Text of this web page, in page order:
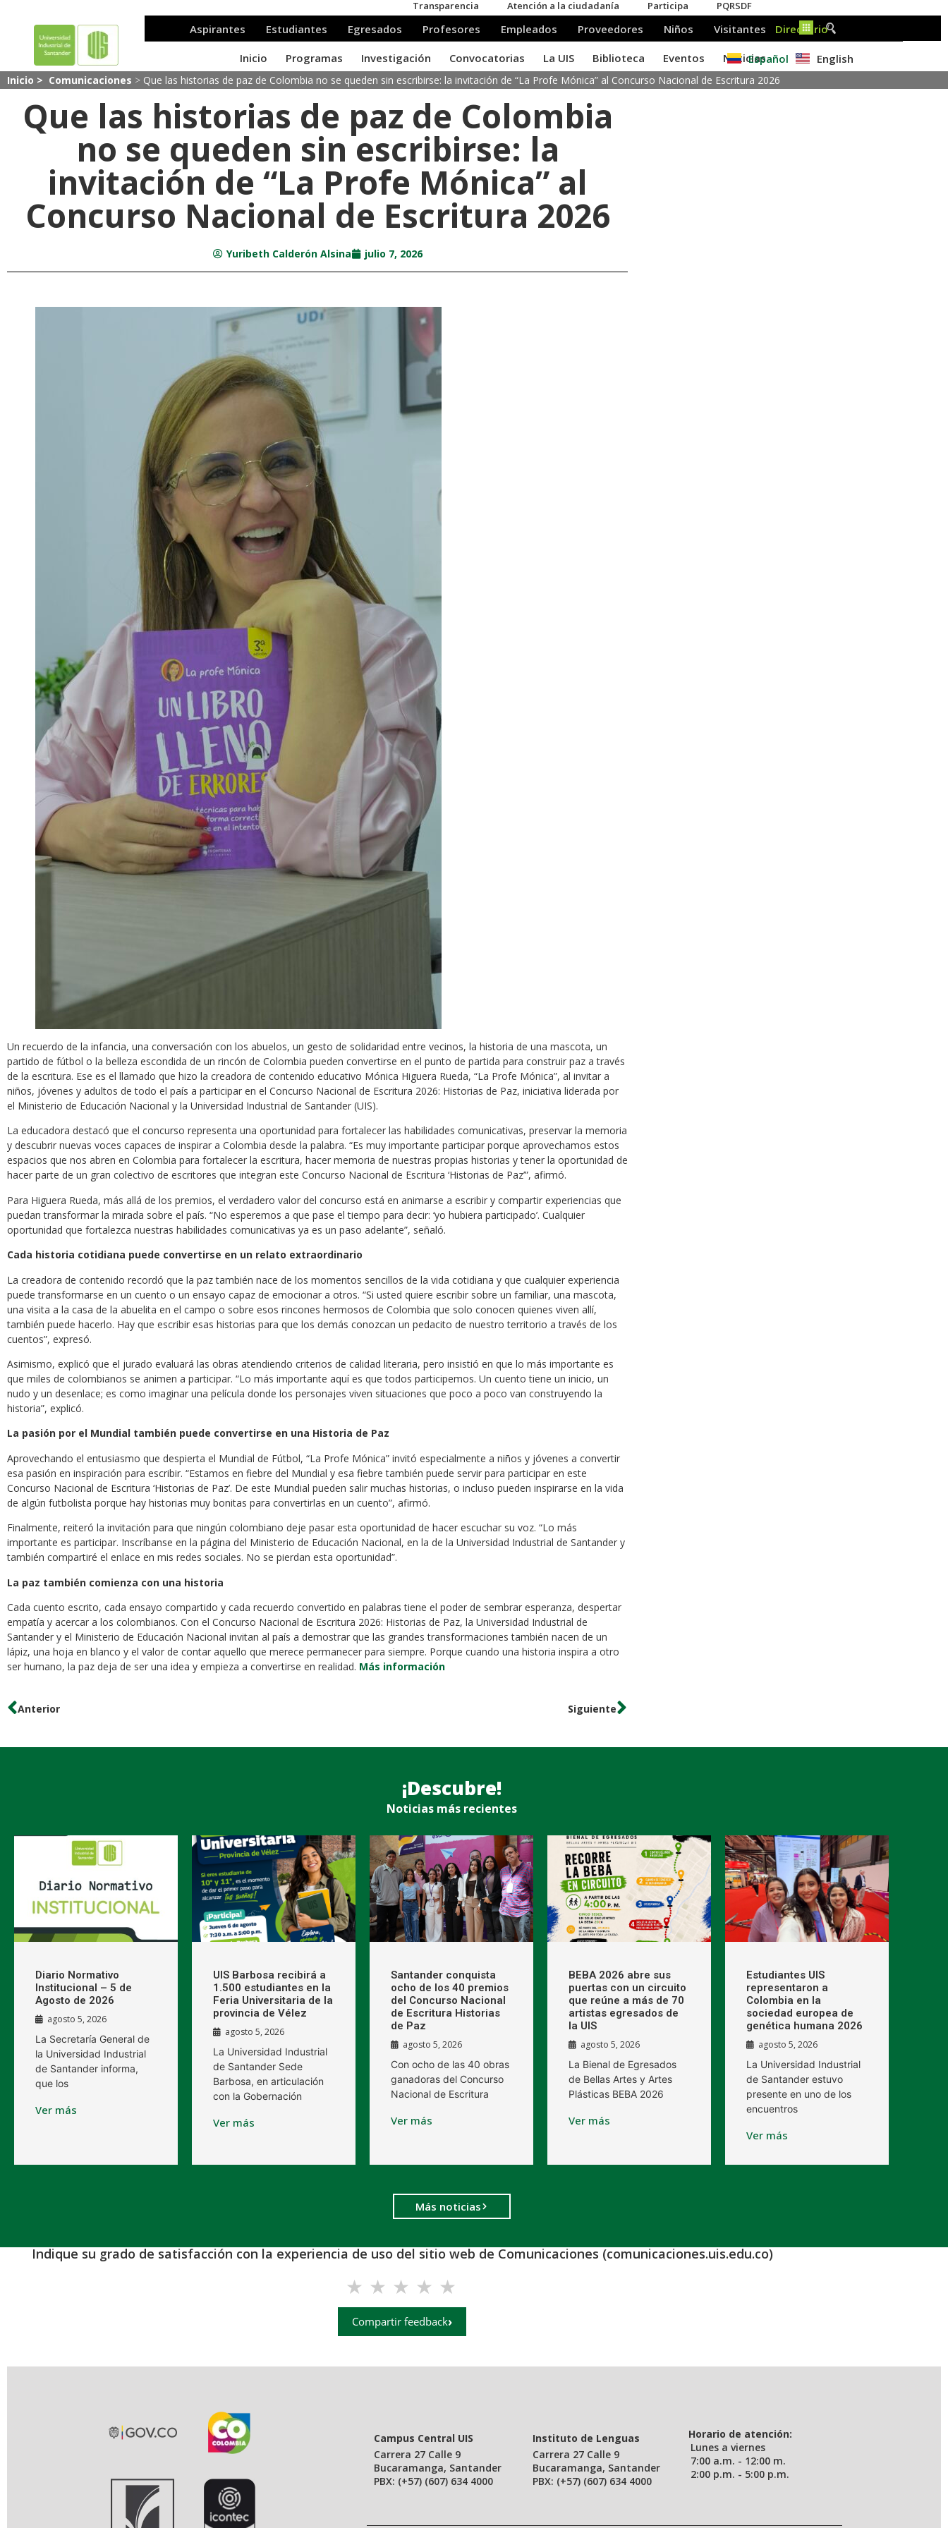
Español English
Inicio > Comunicaciones > Que las historias de paz de Colombia no se queden sin escribirse: la invitación de “La Profe Mónica” al Concurso Nacional de Escritura 2026
Que las historias de paz de Colombia
no se queden sin escribirse: la
invitación de “La Profe Mónica” al
Concurso Nacional de Escritura 2026
Yuribeth Calderón Alsina julio 7, 2026
Un recuerdo de la infancia, una conversación con los abuelos, un gesto de solidaridad entre vecinos, la historia de una mascota, un
partido de fútbol o la belleza escondida de un rincón de Colombia pueden convertirse en el punto de partida para construir paz a través
de la escritura. Ese es el llamado que hizo la creadora de contenido educativo Mónica Higuera Rueda, “La Profe Mónica”, al invitar a
niños, jóvenes y adultos de todo el país a participar en el Concurso Nacional de Escritura 2026: Historias de Paz, iniciativa liderada por
el Ministerio de Educación Nacional y la Universidad Industrial de Santander (UIS).
La educadora destacó que el concurso representa una oportunidad para fortalecer las habilidades comunicativas, preservar la memoria
y descubrir nuevas voces capaces de inspirar a Colombia desde la palabra. “Es muy importante participar porque aprovechamos estos
espacios que nos abren en Colombia para fortalecer la escritura, hacer memoria de nuestras propias historias y tener la oportunidad de
hacer parte de un gran colectivo de escritores que integran este Concurso Nacional de Escritura ‘Historias de Paz’”, afirmó.
Para Higuera Rueda, más allá de los premios, el verdadero valor del concurso está en animarse a escribir y compartir experiencias que
puedan transformar la mirada sobre el país. “No esperemos a que pase el tiempo para decir: ‘yo hubiera participado’. Cualquier
oportunidad que fortalezca nuestras habilidades comunicativas ya es un paso adelante”, señaló.
Cada historia cotidiana puede convertirse en un relato extraordinario
La creadora de contenido recordó que la paz también nace de los momentos sencillos de la vida cotidiana y que cualquier experiencia
puede transformarse en un cuento o un ensayo capaz de emocionar a otros. “Si usted quiere escribir sobre un familiar, una mascota,
una visita a la casa de la abuelita en el campo o sobre esos rincones hermosos de Colombia que solo conocen quienes viven allí,
también puede hacerlo. Hay que escribir esas historias para que los demás conozcan un pedacito de nuestro territorio a través de los
cuentos”, expresó.
Asimismo, explicó que el jurado evaluará las obras atendiendo criterios de calidad literaria, pero insistió en que lo más importante es
que miles de colombianos se animen a participar. “Lo más importante aquí es que todos participemos. Un cuento tiene un inicio, un
nudo y un desenlace; es como imaginar una película donde los personajes viven situaciones que poco a poco van construyendo la
historia”, explicó.
La pasión por el Mundial también puede convertirse en una Historia de Paz
Aprovechando el entusiasmo que despierta el Mundial de Fútbol, “La Profe Mónica” invitó especialmente a niños y jóvenes a convertir
esa pasión en inspiración para escribir. “Estamos en fiebre del Mundial y esa fiebre también puede servir para participar en este
Concurso Nacional de Escritura ‘Historias de Paz’. De este Mundial pueden salir muchas historias, o incluso pueden inspirarse en la vida
de algún futbolista porque hay historias muy bonitas para convertirlas en un cuento”, afirmó.
Finalmente, reiteró la invitación para que ningún colombiano deje pasar esta oportunidad de hacer escuchar su voz. “Lo más
importante es participar. Inscríbanse en la página del Ministerio de Educación Nacional, en la de la Universidad Industrial de Santander y
también compartiré el enlace en mis redes sociales. No se pierdan esta oportunidad”.
La paz también comienza con una historia
Cada cuento escrito, cada ensayo compartido y cada recuerdo convertido en palabras tiene el poder de sembrar esperanza, despertar
empatía y acercar a los colombianos. Con el Concurso Nacional de Escritura 2026: Historias de Paz, la Universidad Industrial de
Santander y el Ministerio de Educación Nacional invitan al país a demostrar que las grandes transformaciones también nacen de un
lápiz, una hoja en blanco y el valor de contar aquello que merece permanecer para siempre. Porque cuando una historia inspira a otro
ser humano, la paz deja de ser una idea y empieza a convertirse en realidad. Más información
Anterior Siguiente
¡Descubre!
Noticias más recientes
Diario Normativo
Institucional – 5 de
Agosto de 2026
agosto 5, 2026
La Secretaría General de
la Universidad Industrial
de Santander informa,
que los
Ver más
UIS Barbosa recibirá a
1.500 estudiantes en la
Feria Universitaria de la
provincia de Vélez
agosto 5, 2026
La Universidad Industrial
de Santander Sede
Barbosa, en articulación
con la Gobernación
Ver más
Santander conquista
ocho de los 40 premios
del Concurso Nacional
de Escritura Historias
de Paz
agosto 5, 2026
Con ocho de las 40 obras
ganadoras del Concurso
Nacional de Escritura
Ver más
BEBA 2026 abre sus
puertas con un circuito
que reúne a más de 70
artistas egresados de
la UIS
agosto 5, 2026
La Bienal de Egresados
de Bellas Artes y Artes
Plásticas BEBA 2026
Ver más
Estudiantes UIS
representaron a
Colombia en la
sociedad europea de
genética humana 2026
agosto 5, 2026
La Universidad Industrial
de Santander estuvo
presente en uno de los
encuentros
Ver más
Más noticias
Indique su grado de satisfacción con la experiencia de uso del sitio web de Comunicaciones (comunicaciones.uis.edu.co)